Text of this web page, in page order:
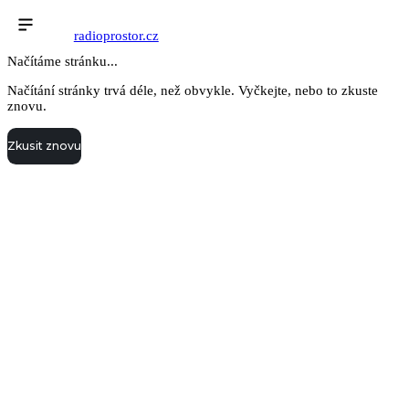
radioprostor.cz
Načítáme stránku...
Načítání stránky trvá déle, než obvykle. Vyčkejte, nebo to zkuste
znovu.
Zkusit znovu